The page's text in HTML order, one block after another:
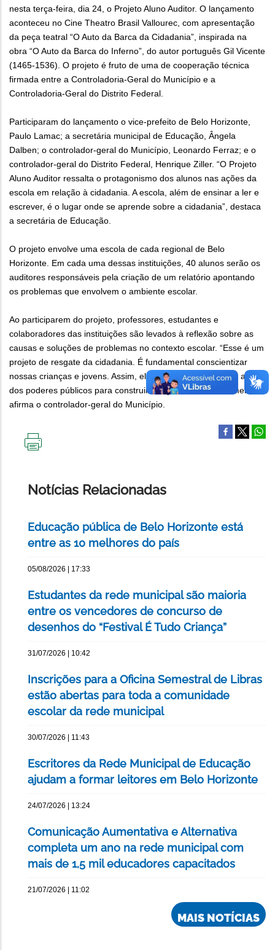
nesta terça-feira, dia 24, o Projeto Aluno Auditor. O lançamento
aconteceu no Cine Theatro Brasil Vallourec, com apresentação
da peça teatral “O Auto da Barca da Cidadania”, inspirada na
obra “O Auto da Barca do Inferno”, do autor português Gil Vicente
(1465-1536). O projeto é fruto de uma de cooperação técnica
firmada entre a Controladoria-Geral do Município e a
Controladoria-Geral do Distrito Federal.
Participaram do lançamento o vice-prefeito de Belo Horizonte,
Paulo Lamac; a secretária municipal de Educação, Ângela
Dalben; o controlador-geral do Município, Leonardo Ferraz; e o
controlador-geral do Distrito Federal, Henrique Ziller. “O Projeto
Aluno Auditor ressalta o protagonismo dos alunos nas ações da
escola em relação à cidadania. A escola, além de ensinar a ler e
escrever, é o lugar onde se aprende sobre a cidadania”, destaca
a secretária de Educação.
O projeto envolve uma escola de cada regional de Belo
Horizonte. Em cada uma dessas instituições, 40 alunos serão os
auditores responsáveis pela criação de um relatório apontando
os problemas que envolvem o ambiente escolar.
Ao participarem do projeto, professores, estudantes e
colaboradores das instituições são levados à reflexão sobre as
causas e soluções de problemas no contexto escolar. “Esse é um
projeto de resgate da cidadania. É fundamental conscientizar
nossas crianças e jovens. Assim, eles poderão fiscalizar os atos
dos poderes públicos para construirmos juntos um Brasil melhor”,
afirma o controlador-geral do Município.
Notícias Relacionadas
Educação pública de Belo Horizonte está
entre as 10 melhores do país
05/08/2026 | 17:33
Estudantes da rede municipal são maioria
entre os vencedores de concurso de
desenhos do “Festival É Tudo Criança”
31/07/2026 | 10:42
Inscrições para a Oficina Semestral de Libras
estão abertas para toda a comunidade
escolar da rede municipal
30/07/2026 | 11:43
Escritores da Rede Municipal de Educação
ajudam a formar leitores em Belo Horizonte
24/07/2026 | 13:24
Comunicação Aumentativa e Alternativa
completa um ano na rede municipal com
mais de 1,5 mil educadores capacitados
21/07/2026 | 11:02
MAIS NOTÍCIAS